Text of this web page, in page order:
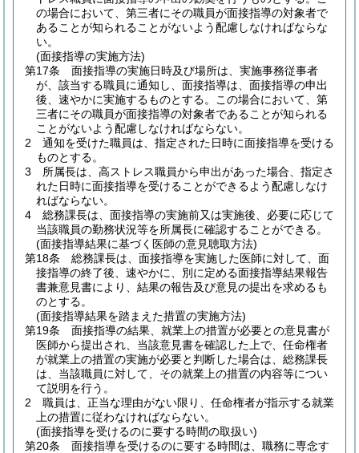
の場合において、第三者にその職員が面接指導の対象者で
あることが知られることがないよう配慮しなければならな
い。
(面接指導の実施方法)
第17条
面接指導の実施日時及び場所は、実施事務従事者
が、該当する職員に通知し、面接指導は、面接指導の申出
後、速やかに実施するものとする。
この場合において、第
三者にその職員が面接指導の対象者であることが知られる
ことがないよう配慮しなければならない。
2
通知を受けた職員は、指定された日時に面接指導を受ける
ものとする。
3
所属長は、高ストレス職員から申出があった場合、指定さ
れた日時に面接指導を受けることができるよう配慮しなけ
ればならない。
4
総務課長は、面接指導の実施前又は実施後、必要に応じて
当該職員の勤務状況等を所属長に確認することができる。
(面接指導結果に基づく医師の意見聴取方法)
第18条
総務課長は、面接指導を実施した医師に対して、面
接指導の終了後、速やかに、別に定める面接指導結果報告
書兼意見書により、結果の報告及び意見の提出を求めるも
のとする。
(面接指導結果を踏まえた措置の実施方法)
第19条
面接指導の結果、就業上の措置が必要との意見書が
医師から提出され、当該意見書を確認した上で、任命権者
が就業上の措置の実施が必要と判断した場合は、総務課長
は、当該職員に対して、その就業上の措置の内容等につい
て説明を行う。
2
職員は、正当な理由がない限り、任命権者が指示する就業
上の措置に従わなければならない。
(面接指導を受けるのに要する時間の取扱い)
第20条
面接指導を受けるのに要する時間は、職務に専念す